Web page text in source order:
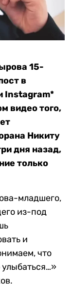
15-
в
Instagram*
видео того,
Никиту
дня назад,
только
младшего,
из-под
и
что